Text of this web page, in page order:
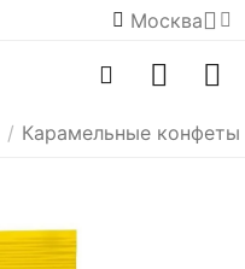
Москва
/ Карамельные конфеты